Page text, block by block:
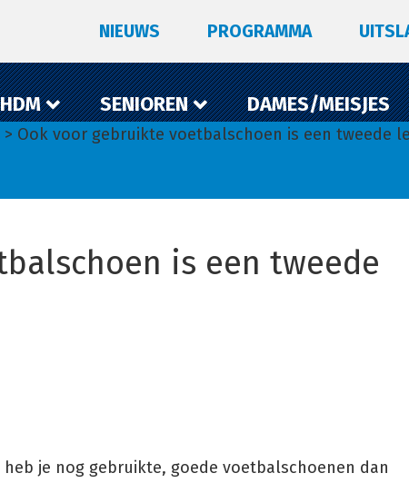
NIEUWS PROGRAMMA
SENIOREN DAMES/MEISJES
> Ook voor gebruikte voetbalschoen is een tweede
is een tweede
je nog gebruikte, goede voetbalschoenen dan